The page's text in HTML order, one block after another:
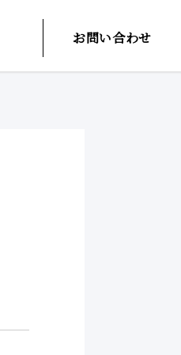
お問い合わせ